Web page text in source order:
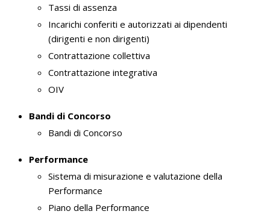
Tassi di assenza
Incarichi conferiti e autorizzati ai dipendenti
(dirigenti e non dirigenti)
Contrattazione collettiva
Contrattazione integrativa
OIV
Bandi di Concorso
Bandi di Concorso
Performance
Sistema di misurazione e valutazione della
Performance
Piano della Performance